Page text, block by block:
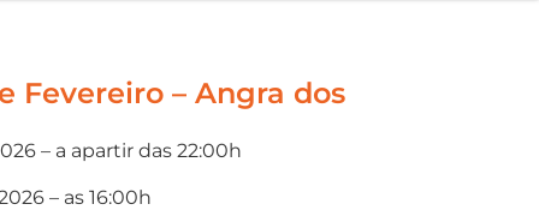
Fevereiro – Angra dos
– a apartir das 22:00h
– as 16:00h